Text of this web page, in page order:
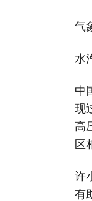
气
水
中
现
高
区
许
有